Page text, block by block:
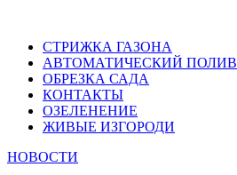
СТРИЖКА ГАЗОНА
АВТОМАТИЧЕСКИЙ ПОЛИВ
ОБРЕЗКА САДА
КОНТАКТЫ
ОЗЕЛЕНЕНИЕ
ЖИВЫЕ ИЗГОРОДИ
НОВОСТИ